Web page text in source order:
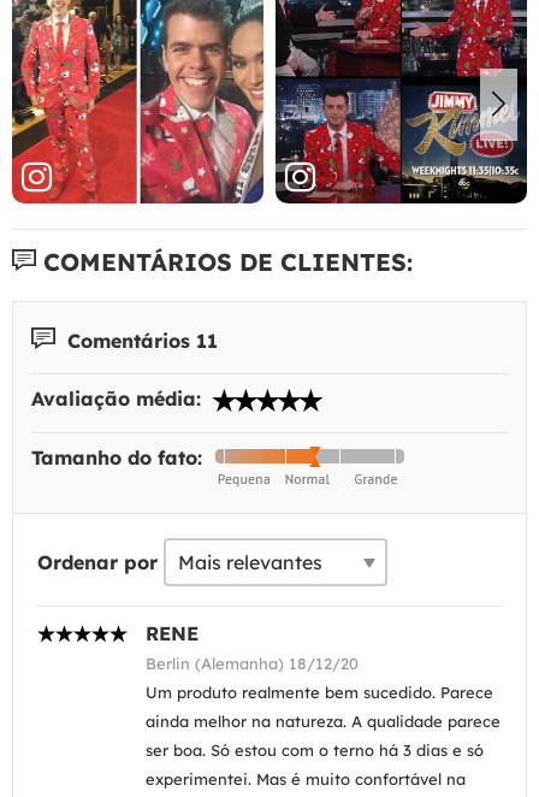
COMENTÁRIOS DE CLIENTES:
Comentários 11
Avaliação média:
Tamanho do fato:
Ordenar por
RENE
Berlin (Alemanha) 18/12/20
Um produto realmente bem sucedido. Parece
ainda melhor na natureza. A qualidade parece
ser boa. Só estou com o terno há 3 dias e só
experimentei. Mas é muito confortável na